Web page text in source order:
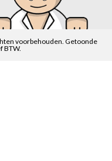
voorbehouden. Getoonde
BTW.